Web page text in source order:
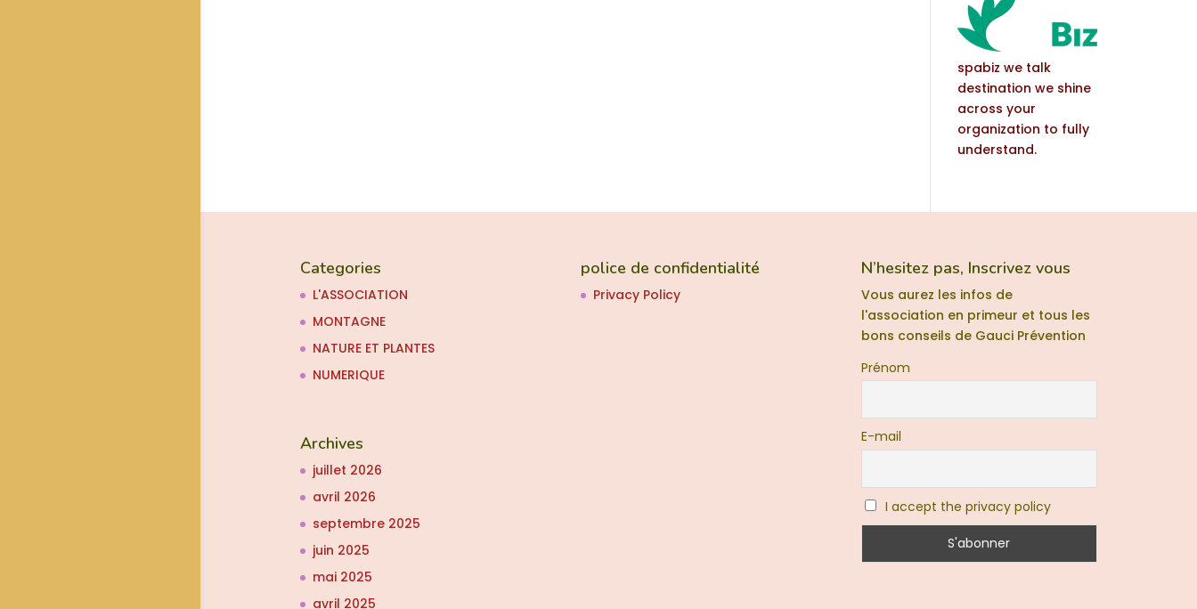
spabiz we talk
destination we shine
across your
organization to fully
understand.
Categories
L'ASSOCIATION
MONTAGNE
NATURE ET PLANTES
NUMERIQUE
Archives
juillet 2026
avril 2026
septembre 2025
juin 2025
mai 2025
avril 2025
police de confidentialité
Privacy Policy
N’hesitez pas, Inscrivez vous
Vous aurez les infos de
l'association en primeur et tous les
bons conseils de Gauci Prévention
Prénom
E-mail
I accept the privacy policy